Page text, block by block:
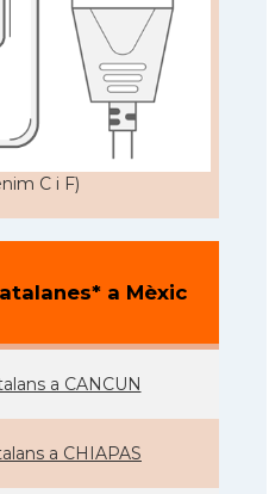
C i F)
a Mèxic
a CANCUN
a CHIAPAS